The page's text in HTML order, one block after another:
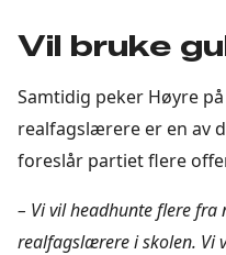
Vil bruke
Samtidig peker Høyre
realfagslærere er en av
foreslår partiet flere
– Vi vil headhunte flere
realfagslærere i skolen. Vi